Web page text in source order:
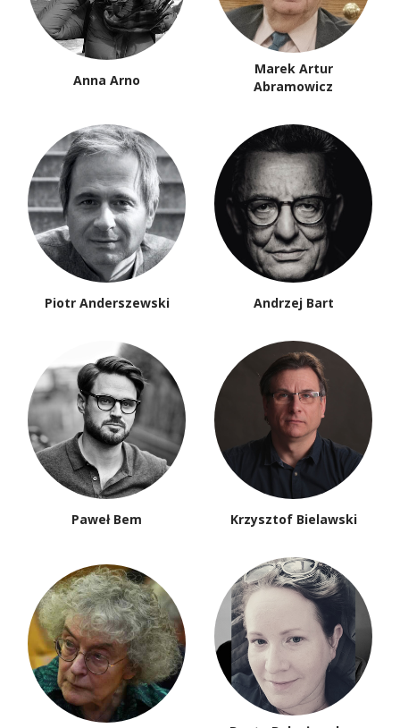
Anna Arno
Marek Artur
Abramowicz
Piotr Anderszewski Andrzej Bart
Paweł Bem Krzysztof Bielawski